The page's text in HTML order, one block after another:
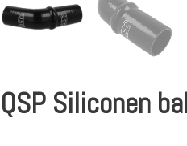
QSP Siliconen